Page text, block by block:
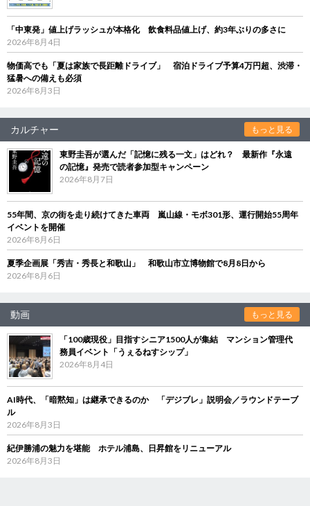
「中東発」値上げラッシュが本格化 飲食料品値上げ、約3年ぶりの多さに
2026年8月4日
物価高でも「夏は家族で長距離ドライブ」 宿泊ドライブ予算4万円超、渋滞・
猛暑への備えも必須
2026年8月3日
カルチャー もっと見る
東野圭吾が選んだ「記憶に残る一文」はどれ？ 最新作『永遠
の記憶』発売で読者参加型キャンペーン
2026年8月7日
55年間、京の街を走り続けてきた車両 嵐山線・モボ301形、運行開始55周年
イベントを開催
2026年8月6日
夏季企画展「秀吉・秀長と和歌山」 和歌山市立博物館で8月8日から
2026年8月6日
動画 もっと見る
「100歳現役」目指すシニア1500人が集結 マンション管理代
務員イベント「うぇるねすシップ」
2026年8月4日
AI時代、「暗黙知」は継承できるのか 「デジブレ」説明会／ラウンドテーブ
ル
2026年8月3日
紀伊勝浦の魅力を堪能 ホテル浦島、日昇館をリニューアル
2026年8月3日